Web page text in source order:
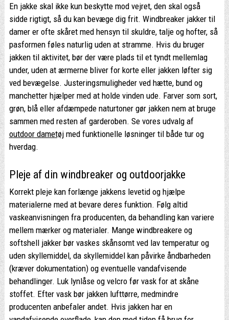
En jakke skal ikke kun beskytte mod vejret, den skal også
sidde rigtigt, så du kan bevæge dig frit. Windbreaker jakker til
damer er ofte skåret med hensyn til skuldre, talje og hofter, så
pasformen føles naturlig uden at stramme. Hvis du bruger
jakken til aktivitet, bør der være plads til et tyndt mellemlag
under, uden at ærmerne bliver for korte eller jakken løfter sig
ved bevægelse. Justeringsmuligheder ved hætte, bund og
manchetter hjælper med at holde vinden ude. Farver som sort,
grøn, blå eller afdæmpede naturtoner gør jakken nem at bruge
sammen med resten af garderoben. Se vores udvalg af
outdoor dametøjmed funktionelle løsninger til både tur og
hverdag.
Pleje af din windbreaker og outdoorjakke
Korrekt pleje kan forlænge jakkens levetid og hjælpe
materialerne med at bevare deres funktion. Følg altid
vaskeanvisningen fra producenten, da behandling kan variere
mellem mærker og materialer. Mange windbreakere og
softshell jakker bør vaskes skånsomt ved lav temperatur og
uden skyllemiddel, da skyllemiddel kan påvirke åndbarheden
(kræver dokumentation) og eventuelle vandafvisende
behandlinger. Luk lynlåse og velcro før vask for at skåne
stoffet. Efter vask bør jakken lufttørre, medmindre
producenten anbefaler andet. Hvis jakken har en